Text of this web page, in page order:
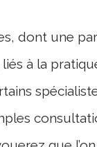
dont une
à la